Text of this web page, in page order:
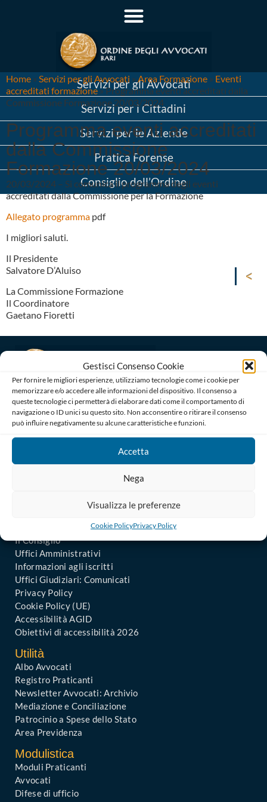
Gestisci Consenso Cookie
Per fornire le migliori esperienze, utilizziamo tecnologie come i cookie per
memorizzare e/o accedere alle informazioni del dispositivo. Il consenso a
queste tecnologie ci permetterà di elaborare dati come il comportamento di
navigazione o ID unici su questo sito. Non acconsentire o ritirare il consenso
può influire negativamente su alcune caratteristiche e funzioni.
Accetta
Nega
Visualizza le preferenze
Cookie PolicyPrivacy Policy
Servizi per gli Avvocati
Servizi per i Cittadini
Servizi per le Aziende
Pratica Forense
Consiglio dell’Ordine
Home » Servizi per gli Avvocati » Area Formazione » Eventi
accreditati formazione »Programma eventi accreditati dalla
Commissione Formazione 20/03/2024
Programma eventi accreditati
dalla Commissione
Formazione 20/03/2024
20/03/2024 – Si comunica il programma degli eventi
accreditati dalla Commissione per la Formazione
Allegato programma pdf
I migliori saluti.
Il Presidente
Salvatore D’Aluiso
La Commissione Formazione
Il Coordinatore
Gaetano Fioretti
Ordine degli Avvocati di Bari
Palazzo di Giustizia, Piazza De Nicola 70123 BARI
Telefono : 080 574 91 54 / 080 527 73 24
Codice Fiscale: 80019470725
Codice univoco di Fatturazione: UFGAKA
PEC – Posta Elettronica Certificata :
Il Consiglio
Uffici Amministrativi
Informazioni agli iscritti
Uffici Giudiziari: Comunicati
Privacy Policy
Cookie Policy (UE)
Accessibilità AGID
Obiettivi di accessibilità 2026
Utilità
Albo Avvocati
Registro Praticanti
Newsletter Avvocati: Archivio
Mediazione e Conciliazione
Patrocinio a Spese dello Stato
Area Previdenza
Modulistica
Moduli Praticanti
Avvocati
Difese di ufficio